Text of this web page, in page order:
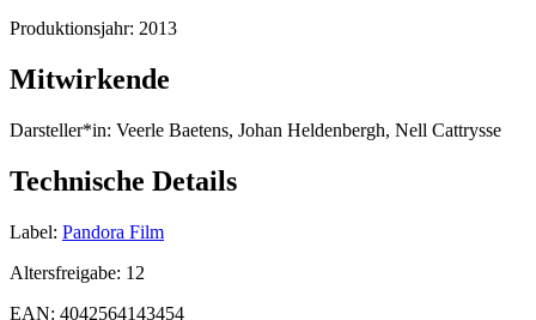
Produktionsjahr: 2013
Mitwirkende
Darsteller*in: Veerle Baetens, Johan Heldenbergh, Nell Cattrysse
Technische Details
Label: Pandora Film
Altersfreigabe: 12
EAN: 4042564143454